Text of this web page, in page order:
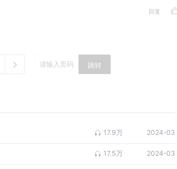
回复
跳转
17.9万 2024-03
17.5万 2024-03